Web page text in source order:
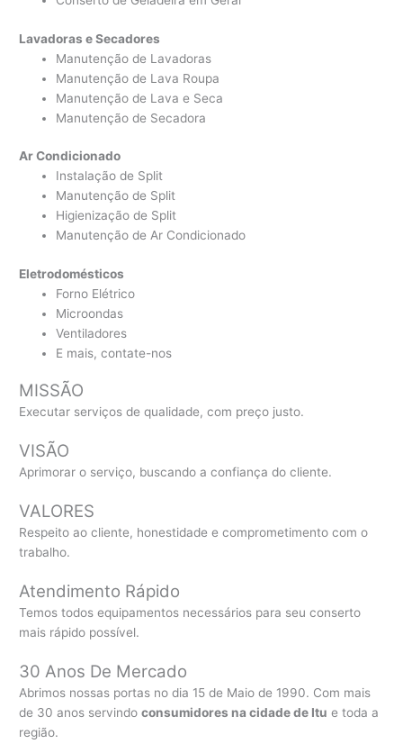
Lavadoras e Secadores
Manutenção de Lavadoras
Manutenção de Lava Roupa
Manutenção de Lava e Seca
Manutenção de Secadora
Ar Condicionado
Instalação de Split
Manutenção de Split
Higienização de Split
Manutenção de Ar Condicionado
Eletrodomésticos
Forno Elétrico
Microondas
Ventiladores
E mais, contate-nos
MISSÃO
Executar serviços de qualidade, com preço justo.
VISÃO
Aprimorar o serviço, buscando a confiança do cliente.
VALORES
Respeito ao cliente, honestidade e comprometimento com o
trabalho.
Atendimento Rápido
Temos todos equipamentos necessários para seu conserto
mais rápido possível.
30 Anos De Mercado
Abrimos nossas portas no dia 15 de Maio de 1990. Com mais
de 30 anos servindoconsumidores na cidade de Itu e toda a
região.